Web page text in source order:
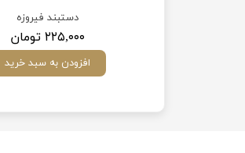
دستبند فیروزه
۲۲۵,۰۰۰ تومان
افزودن به سبد خرید